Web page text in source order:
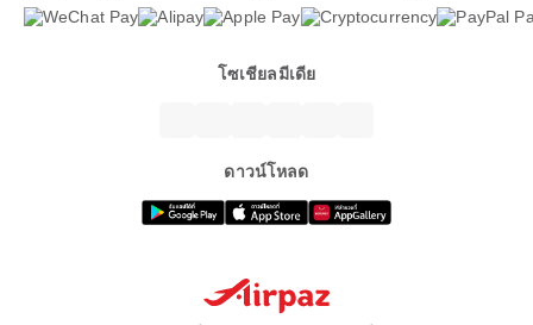
โซเชียลมีเดีย
ดาวน์โหลด